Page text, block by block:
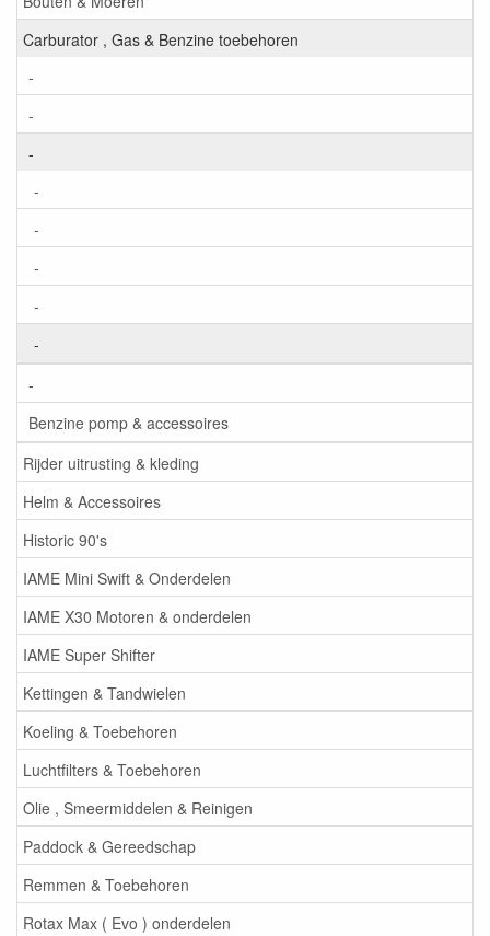
Carburator , Gas & Benzine toebehoren
-
-
-
-
-
-
-
-
-
Benzine pomp & accessoires
Rijder uitrusting & kleding
Helm & Accessoires
Historic 90's
IAME Mini Swift & Onderdelen
IAME X30 Motoren & onderdelen
IAME Super Shifter
Kettingen & Tandwielen
Koeling & Toebehoren
Luchtfilters & Toebehoren
Olie , Smeermiddelen & Reinigen
Paddock & Gereedschap
Remmen & Toebehoren
Rotax Max ( Evo ) onderdelen